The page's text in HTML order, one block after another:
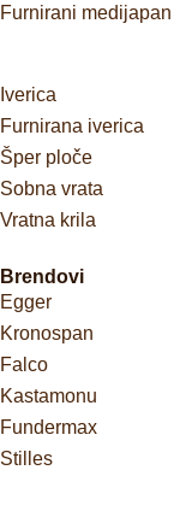
Furnirani medijapan
Iverica
Furnirana iverica
Šper ploče
Sobna vrata
Vratna krila
Brendovi
Egger
Kronospan
Falco
Kastamonu
Fundermax
Stilles